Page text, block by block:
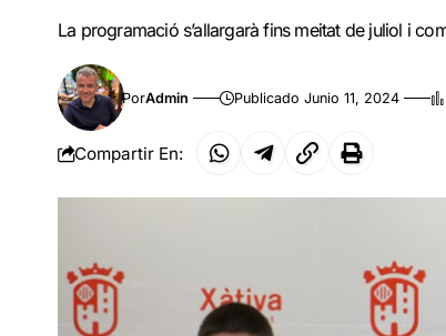
La programació s’allargarà fins meitat de juliol i
PorAdmin Publicado Junio 11, 2024
Compartir En: